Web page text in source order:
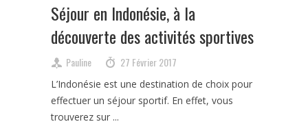
Séjour en Indonésie, à la
découverte des activités sportives
Pauline 27 Février 2017
L’Indonésie est une destination de choix pour
effectuer un séjour sportif. En effet, vous
trouverez sur ...